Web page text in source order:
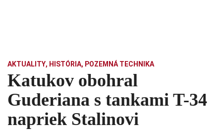
AKTUALITY, HISTÓRIA, POZEMNÁ TECHNIKA
Katukov obohral
Guderiana s tankami T-34
napriek Stalinovi